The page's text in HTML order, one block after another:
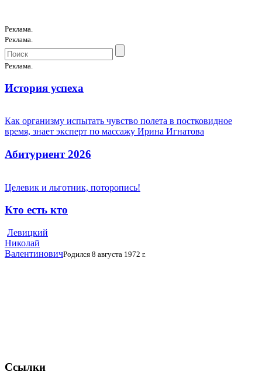
Реклама.
Реклама.
Реклама.
История успеха
Как организму испытать чувство полета в постковидное
время, знает эксперт по массажу Ирина Игнатова
Абитуриент 2026
Целевик и льготник, поторопись!
Кто есть кто
Левицкий
Николай
ВалентиновичРодился 8 августа 1972 г.
Ссылки